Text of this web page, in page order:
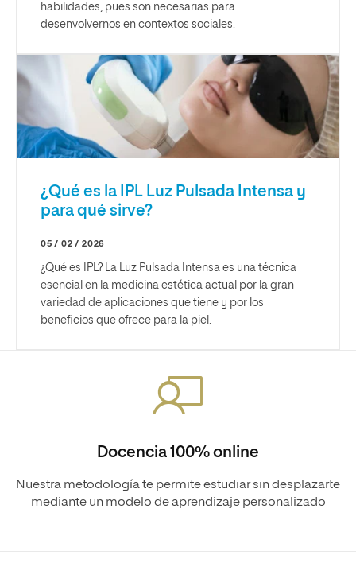
habilidades, pues son necesarias para
desenvolvernos en contextos sociales.
¿Qué es la IPL Luz Pulsada Intensa y
para qué sirve?
05 / 02 / 2026
¿Qué es IPL? La Luz Pulsada Intensa es una técnica
esencial en la medicina estética actual por la gran
variedad de aplicaciones que tiene y por los
beneficios que ofrece para la piel.
Docencia 100% online
Nuestra metodología te permite estudiar sin desplazarte
mediante un modelo de aprendizaje personalizado